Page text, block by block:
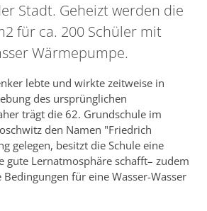
Stadt. Geheizt werden die
für ca. 200 Schüler mit
Wärmepumpe.
lebte und wirkte zeitweise in
des ursprünglichen
trägt die 62. Grundschule im
den Namen "Friedrich
gelegen, besitzt die Schule eine
gute Lernatmosphäre schafft– zudem
Bedingungen für eine Wasser-Wasser